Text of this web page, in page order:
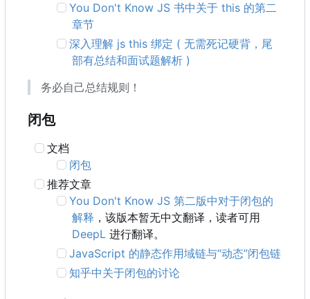
You Don't Know JS 书中关于 this 的第二
章节
深入理解 js this 绑定 ( 无需死记硬背，尾
部有总结和面试题解析 )
务必自己总结规则！
闭包
文档
闭包
推荐文章
You Don't Know JS 第二版中对于闭包的
解释 ，该版本暂无中文翻译，读者可用
DeepL 进行翻译。
JavaScript 的静态作用域链与“动态”闭包链
知乎中关于闭包的讨论